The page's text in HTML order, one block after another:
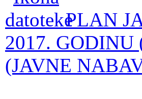
PLAN
2017. GODINU
(JAVNE